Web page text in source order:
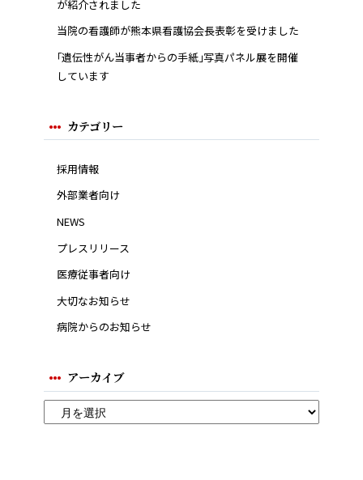
が紹介されました
当院の看護師が熊本県看護協会長表彰を受けました
｢遺伝性がん当事者からの手紙｣写真パネル展を開催
しています
カテゴリー
採用情報
外部業者向け
NEWS
プレスリリース
医療従事者向け
大切なお知らせ
病院からのお知らせ
アーカイブ